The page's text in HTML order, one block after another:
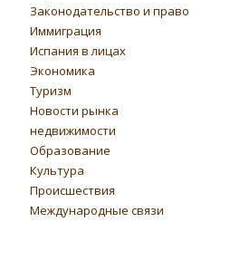
Законодательство и право
Иммиграция
Испания в лицах
Экономика
Туризм
Новости рынка
недвижимости
Образование
Культура
Происшествия
Международные связи